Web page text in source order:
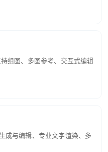
组图、多图参考、交互式编辑
成与编辑、专业文字渲染、多